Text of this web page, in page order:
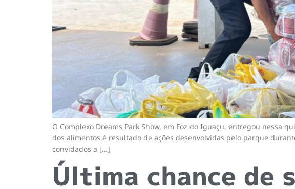
O Complexo Dreams Park Show, em Foz do Iguaçu, entregou nessa
dos alimentos é resultado de ações desenvolvidas pelo parque
convidados a […]
Última chance de